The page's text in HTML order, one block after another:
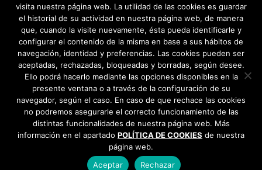
visita nuestra página web. La utilidad de las cookies es guardar
el historial de su actividad en nuestra página web, de manera
que, cuando la visite nuevamente, ésta pueda identificarle y
configurar el contenido de la misma en base a sus hábitos de
navegación, identidad y preferencias. Las cookies pueden ser
aceptadas, rechazadas, bloqueadas y borradas, según desee.
Ello podrá hacerlo mediante las opciones disponibles en la
presente ventana o a través de la configuración de su
navegador, según el caso. En caso de que rechace las cookies
no podremos asegurarle el correcto funcionamiento de las
distintas funcionalidades de nuestra página web. Más
información en el apartado POLÍTICA DE COOKIES de nuestra
página web.
Aceptar
Rechazar